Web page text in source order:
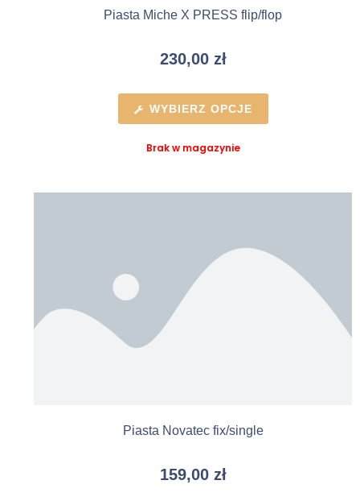
Piasta Miche X PRESS flip/flop
230,00 zł
WYBIERZ OPCJE
Brak w magazynie
Piasta Novatec fix/single
159,00 zł